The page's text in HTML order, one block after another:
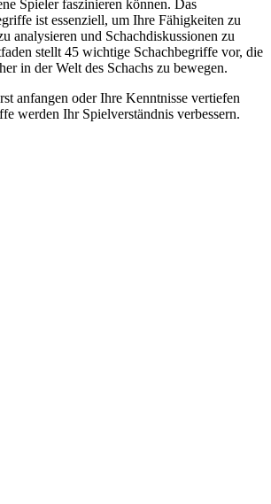
Spieler faszinieren können. Das
ist essenziell, um Ihre Fähigkeiten zu
analysieren und Schachdiskussionen zu
stellt 45 wichtige Schachbegriffe vor, die
in der Welt des Schachs zu bewegen.
anfangen oder Ihre Kenntnisse vertiefen
werden Ihr Spielverständnis verbessern.